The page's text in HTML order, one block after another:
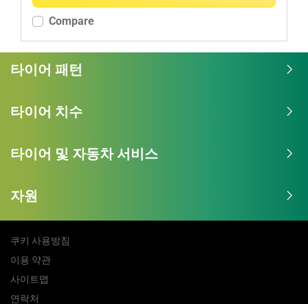
Compare
타이어 패턴
타이어 치수
타이어 및 자동차 서비스
자원
쿠키 사용방침
이용 약관
사이트맵
연락처